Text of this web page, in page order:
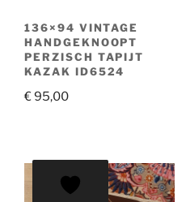
136×94 VINTAGE
HANDGEKNOOPT
PERZISCH TAPIJT
KAZAK ID6524
€95,00